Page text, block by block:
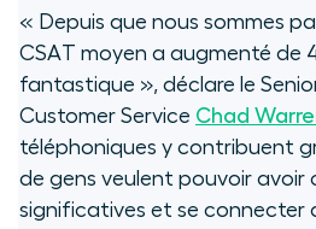
« Depuis que nous sommes
CSAT moyen a augmenté de
fantastique », déclare le
Customer Service Chad
téléphoniques y contribuent
de gens veulent pouvoir avoir
significatives et se connecter